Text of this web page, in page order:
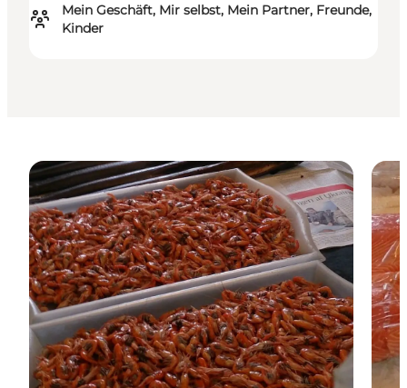
Mein Geschäft, Mir selbst, Mein Partner, Freunde,
Kinder